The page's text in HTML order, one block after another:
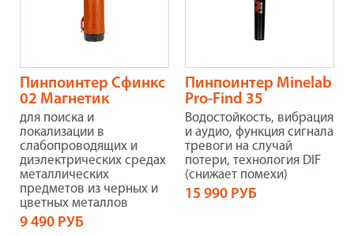
Пинпоинтер Сфинкс
02 Магнетик
для поиска и
локализации в
слабопроводящих и
диэлектрических средах
металлических
предметов из черных и
цветных металлов
9 490 РУБ
Пинпоинтер Minelab
Pro-Find 35
Водостойкость, вибрация
и аудио, функция сигнала
тревоги на случай
потери, технология DIF
(снижает помехи)
15 990 РУБ